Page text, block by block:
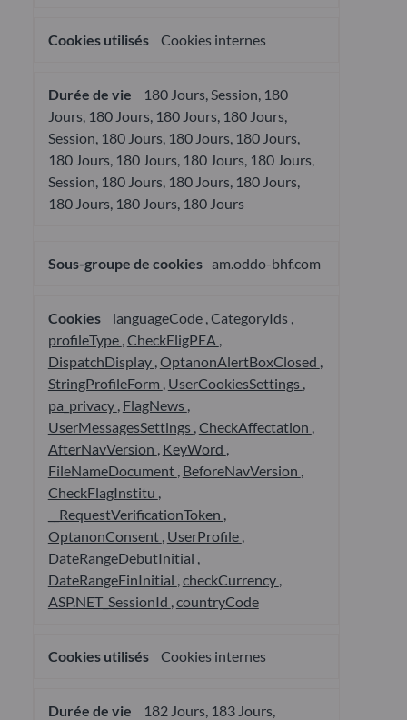
Cookies internes
180 Jours, Session, 180
Jours, 180 Jours, 180 Jours, 180 Jours,
Session, 180 Jours, 180 Jours, 180 Jours,
180 Jours, 180 Jours, 180 Jours, 180 Jours,
Session, 180 Jours, 180 Jours, 180 Jours,
180 Jours, 180 Jours, 180 Jours
am.oddo-bhf.com
languageCode CategoryIds
profileType CheckEligPEA
DispatchDisplay OptanonAlertBoxClosed
StringProfileForm UserCookiesSettings
pa_privacy FlagNews
UserMessagesSettings CheckAffectation
AfterNavVersion KeyWord
FileNameDocument BeforeNavVersion
CheckFlagInstitu
__RequestVerificationToken
OptanonConsent UserProfile
DateRangeDebutInitial
DateRangeFinInitial checkCurrency
ASP.NET_SessionId countryCode
Cookies internes
182 Jours, 183 Jours,